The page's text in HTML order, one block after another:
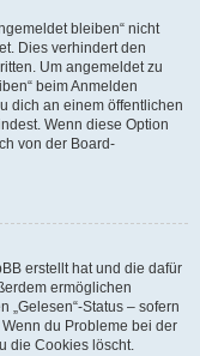
bleiben“ nicht
Dies verhindert den
Um angemeldet zu
beim Anmelden
dich an einem öffentlichen
Wenn diese Option
von der Board-
erstellt hat und die dafür
ermöglichen
Status – sofern
du Probleme bei der
die Cookies löscht.